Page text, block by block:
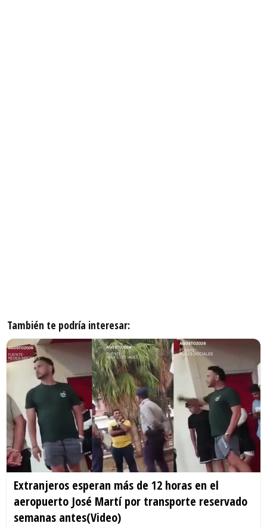
También te podría interesar:
Extranjeros esperan más de 12 horas en el
aeropuerto José Martí por transporte reservado
semanas antes(Video)